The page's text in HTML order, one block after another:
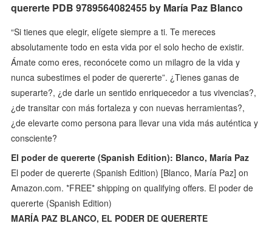
quererte PDB 9789564082455 by María Paz Blanco
“Si tienes que elegir, elígete siempre a ti. Te mereces
absolutamente todo en esta vida por el solo hecho de existir.
Ámate como eres, reconócete como un milagro de la vida y
nunca subestimes el poder de quererte”. ¿Tienes ganas de
superarte?, ¿de darle un sentido enriquecedor a tus vivencias?,
¿de transitar con más fortaleza y con nuevas herramientas?,
¿de elevarte como persona para llevar una vida más auténtica y
consciente?
El poder de quererte (Spanish Edition): Blanco, María Paz
El poder de quererte (Spanish Edition) [Blanco, María Paz] on
Amazon.com. *FREE* shipping on qualifying offers. El poder de
quererte (Spanish Edition)
MARÍA PAZ BLANCO, EL PODER DE QUERERTE